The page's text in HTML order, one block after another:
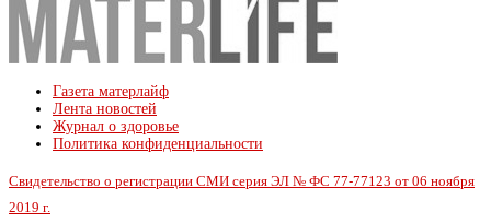
Газета матерлайф
Лента новостей
Журнал о здоровье
Политика конфиденциальности
Свидетельство о регистрации СМИ серия ЭЛ № ФС 77-77123 от 06 ноября
2019 г.